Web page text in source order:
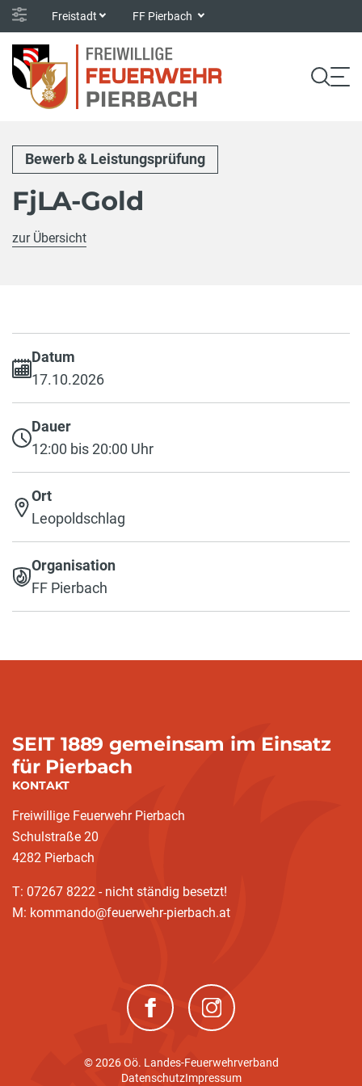
Freistadt FF Pierbach
Bewerb & Leistungsprüfung
FjLA-Gold
zur Übersicht
Datum
17.10.2026
Dauer
12:00 bis 20:00 Uhr
Ort
Leopoldschlag
Organisation
FF Pierbach
SEIT 1889 gemeinsam im Einsatz
für Pierbach
KONTAKT
Freiwillige Feuerwehr Pierbach
Schulstraße 20
4282 Pierbach
T: 07267 8222 - nicht ständig besetzt!
M: kommando@feuerwehr-pierbach.at
(neues Fenster)(neues Fenster)
© 2026 Oö. Landes-Feuerwehrverband
DatenschutzImpressum